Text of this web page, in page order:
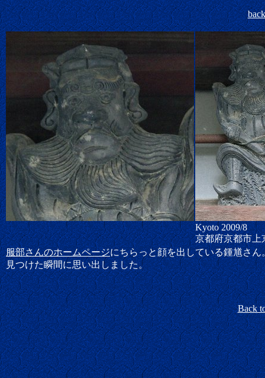
Kyoto 2009/8
京都府京都市上
服部さんのホームページにちらっと顔を出している鍾馗さん
見つけた瞬間に思い出しました。
Back